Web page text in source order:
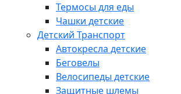
Термосы для еды
Чашки детские
Детский Транспорт
Автокресла детские
Беговелы
Велосипеды детские
Защитные шлемы